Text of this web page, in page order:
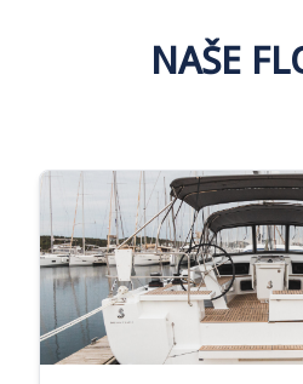
NAŠE